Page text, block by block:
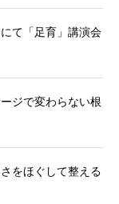
て「足育」講演会
ジで変わらない根
をほぐして整える